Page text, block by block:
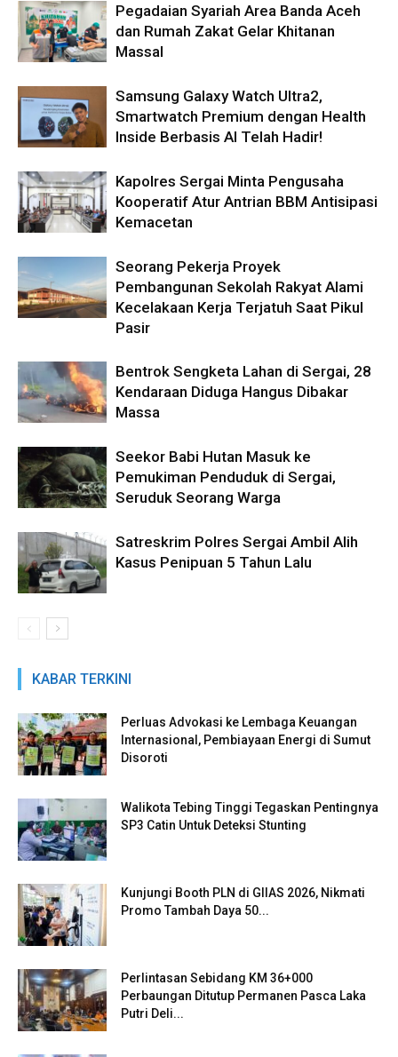
Pegadaian Syariah Area Banda Aceh
dan Rumah Zakat Gelar Khitanan
Massal
Samsung Galaxy Watch Ultra2,
Smartwatch Premium dengan Health
Inside Berbasis AI Telah Hadir!
Kapolres Sergai Minta Pengusaha
Kooperatif Atur Antrian BBM Antisipasi
Kemacetan
Seorang Pekerja Proyek
Pembangunan Sekolah Rakyat Alami
Kecelakaan Kerja Terjatuh Saat Pikul
Pasir
Bentrok Sengketa Lahan di Sergai, 28
Kendaraan Diduga Hangus Dibakar
Massa
Seekor Babi Hutan Masuk ke
Pemukiman Penduduk di Sergai,
Seruduk Seorang Warga
Satreskrim Polres Sergai Ambil Alih
Kasus Penipuan 5 Tahun Lalu
KABAR TERKINI
Perluas Advokasi ke Lembaga Keuangan
Internasional, Pembiayaan Energi di Sumut
Disoroti
Walikota Tebing Tinggi Tegaskan Pentingnya
SP3 Catin Untuk Deteksi Stunting
Kunjungi Booth PLN di GIIAS 2026, Nikmati
Promo Tambah Daya 50...
Perlintasan Sebidang KM 36+000
Perbaungan Ditutup Permanen Pasca Laka
Putri Deli...